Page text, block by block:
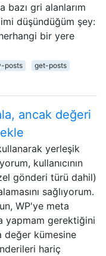
bazı gri alanlarım
düşündüğüm şey:
bir yere
posts
get-posts
ancak değeri
yerleşik
kullanıcının
gönderi türü dahil)
sağlıyorum.
WP'ye meta
yapmam gerektiğini
değer kümesine
hariç